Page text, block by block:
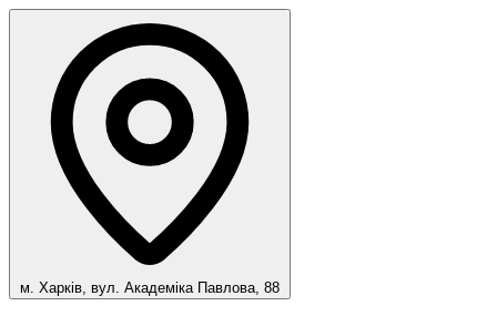
м. Харків, вул. Академіка Павлова, 88